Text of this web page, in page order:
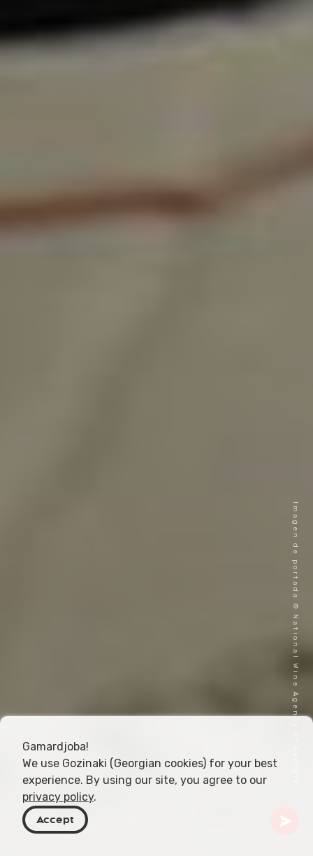
Imagen de portada © National Wine Agency of Georgia
Gamardjoba!
We use Gozinaki (Georgian cookies) for your best
experience. By using our site, you agree to our
privacy policy.
Accept